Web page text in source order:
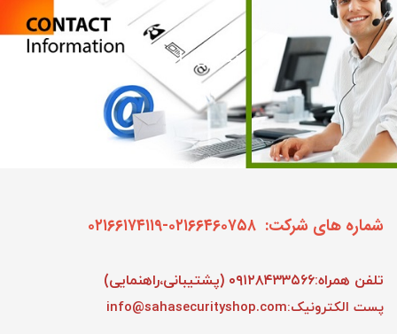
تماس با ما
شماره های شرکت: ۰۲۱۶۶۴۶۰۷۵۸-۰۲۱۶۶۱۷۴۱۱۹
تلفن همراه:۰۹۱۲۸۴۳۳۵۶۶ (پشتیبانی،راهنمایی)
پست الکترونیک:info@sahasecurityshop.com